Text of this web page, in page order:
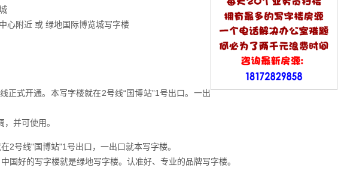
心附近 或 绿地国际博览城写字楼
正式开通。本写字楼就在2号线“国博站”1号出口。一出
并可使用。
2号线"国博站"1号出口，一出口就本写字楼。
国好的写字楼就是绿地写字楼。认准好、专业的品牌写字楼。